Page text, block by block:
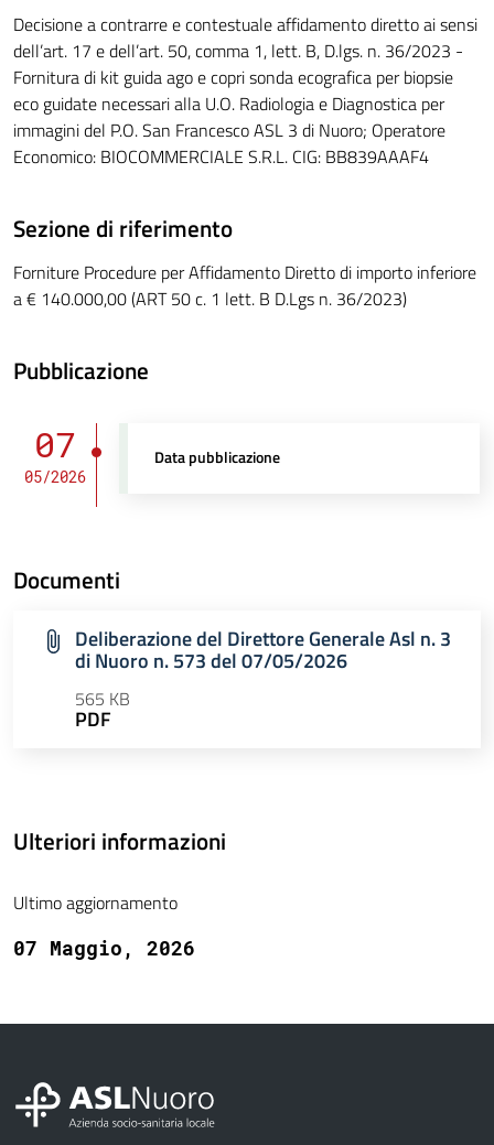
Decisione a contrarre e contestuale affidamento diretto ai sensi
dell’art. 17 e dell’art. 50, comma 1, lett. B, D.lgs. n. 36/2023 -
Fornitura di kit guida ago e copri sonda ecografica per biopsie
eco guidate necessari alla U.O. Radiologia e Diagnostica per
immagini del P.O. San Francesco ASL 3 di Nuoro; Operatore
Economico: BIOCOMMERCIALE S.R.L. CIG: BB839AAAF4
Sezione di riferimento
Forniture Procedure per Affidamento Diretto di importo inferiore
a € 140.000,00 (ART 50 c. 1 lett. B D.Lgs n. 36/2023)
Pubblicazione
07
05/2026
Data pubblicazione
Documenti
Deliberazione del Direttore Generale Asl n. 3
di Nuoro n. 573 del 07/05/2026
565 KB
PDF
Ulteriori informazioni
Ultimo aggiornamento
07 Maggio, 2026